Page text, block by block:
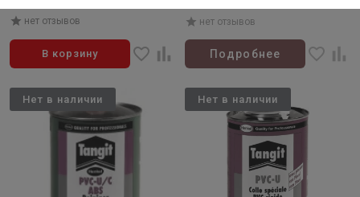
нет отзывов
В корзину
нет отзывов
Подробнее
Нет в наличии Нет в наличии